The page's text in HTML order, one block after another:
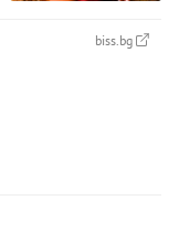
biss.bg